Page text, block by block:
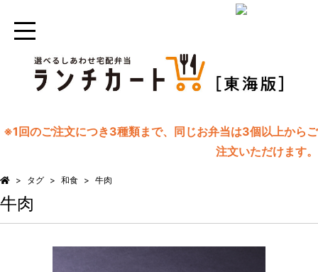
※1回のご注文につき3種類まで、同じお弁当は3個以上からご
注文いただけます。
タグ 和食 牛肉
牛肉